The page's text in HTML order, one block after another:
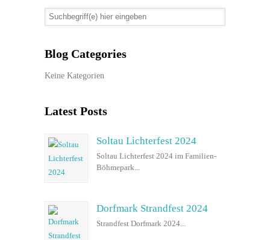
Blog Categories
Keine Kategorien
Latest Posts
Soltau Lichterfest 2024
Soltau Lichterfest 2024 im Familien-
Böhmepark...
Dorfmark Strandfest 2024
Strandfest Dorfmark 2024...